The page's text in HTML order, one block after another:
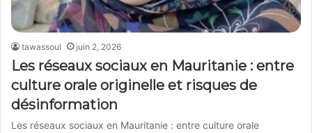
tawassoul juin 2, 2026
Les réseaux sociaux en Mauritanie : entre
culture orale originelle et risques de
désinformation
Les réseaux sociaux en Mauritanie : entre culture orale